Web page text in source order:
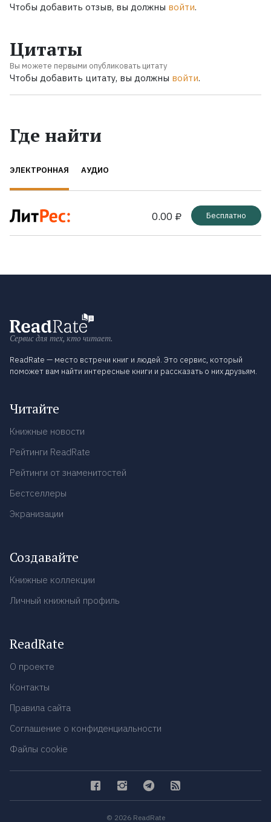
Чтобы добавить отзыв, вы должны войти.
Цитаты
Вы можете первыми опубликовать цитату
Чтобы добавить цитату, вы должны войти.
Где найти
ЭЛЕКТРОННАЯ АУДИО
0.00 ₽ Бесплатно
Сервис для тех, кто читает.
ReadRate — место встречи книг и людей. Это сервис, который
поможет вам найти интересные книги и рассказать о них друзьям.
Читайте
Книжные новости
Рейтинги ReadRate
Рейтинги от знаменитостей
Бестселлеры
Экранизации
Создавайте
Книжные коллекции
Личный книжный профиль
ReadRate
О проекте
Контакты
Правила сайта
Соглашение о конфиденциальности
Файлы cookie
© 2026 ReadRate